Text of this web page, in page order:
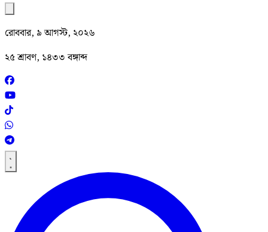
রোববার, ৯ আগস্ট, ২০২৬
২৫ শ্রাবণ, ১৪৩৩ বঙ্গাব্দ